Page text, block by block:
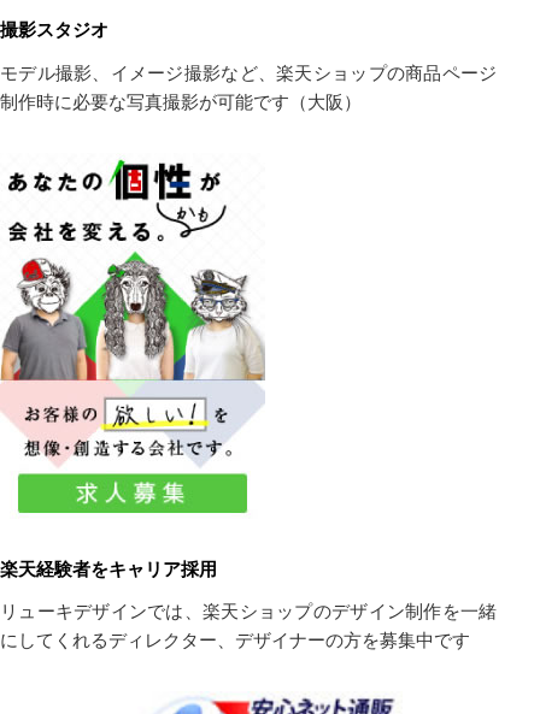
撮影スタジオ
モデル撮影、イメージ撮影など、楽天ショップの商品ページ
制作時に必要な写真撮影が可能です（大阪）
楽天経験者をキャリア採用
リューキデザインでは、楽天ショップのデザイン制作を一緒
にしてくれるディレクター、デザイナーの方を募集中です